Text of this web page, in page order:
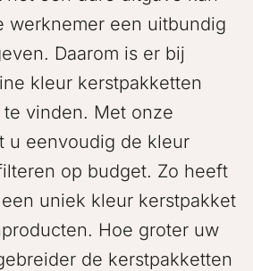
werknemer een uitbundig
Daarom is er bij
kleur kerstpakketten
vinden. Met onze
u eenvoudig de kleur
op budget. Zo heeft
uniek kleur kerstpakket
Hoe groter uw
de kerstpakketten